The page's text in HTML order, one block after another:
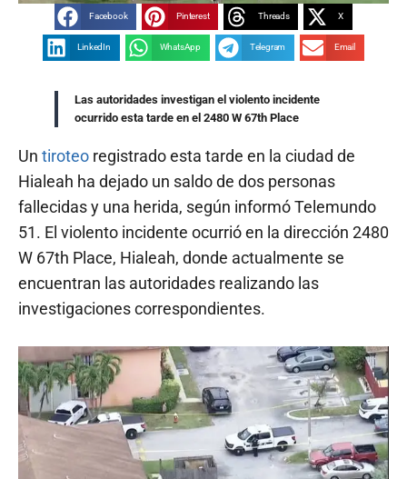
Facebook Pinterest Threads X
LinkedIn WhatsApp Telegram Email
Las autoridades investigan el violento incidente
ocurrido esta tarde en el 2480 W 67th Place
Un tiroteo registrado esta tarde en la ciudad de
Hialeah ha dejado un saldo de dos personas
fallecidas y una herida, según informó Telemundo
51. El violento incidente ocurrió en la dirección 2480
W 67th Place, Hialeah, donde actualmente se
encuentran las autoridades realizando las
investigaciones correspondientes.